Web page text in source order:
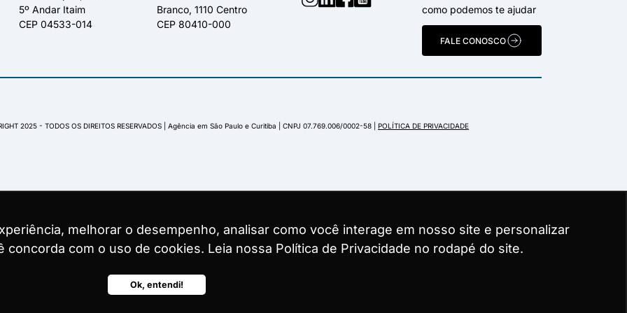
melhorar o desempenho, analisar como você interage em nosso site e personalizar
com o uso de cookies. Leia nossa Política de Privacidade no rodapé do site.
Ok, entendi!
melhorar o desempenho, analisar como você interage em nosso site e personalizar
com o uso de cookies. Leia nossa Política de Privacidade no rodapé do site.
Ok, entendi!
melhorar o desempenho, analisar como você interage em nosso site e personalizar
com o uso de cookies. Leia nossa Política de Privacidade no rodapé do site.
Ok, entendi!
5º Andar Itaim
CEP 04533-014
Branco, 1110 Centro
CEP 80410-000
como podemos te ajudar
FALE CONOSCO
2025 - TODOS OS DIREITOS RESERVADOS | Agência em São Paulo e Curitiba | CNPJ 07.769.006/0002-58 | POLÍTICA DE PRIVACIDADE